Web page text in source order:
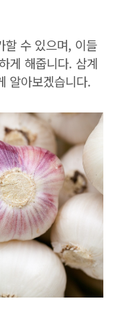
할 수 있으며, 이들
게 해줍니다. 삼계
알아보겠습니다.